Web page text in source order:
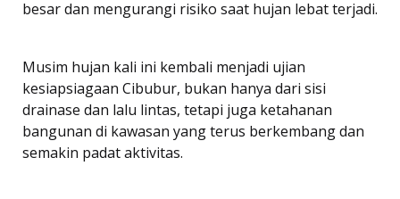
besar dan mengurangi risiko saat hujan lebat terjadi.
Musim hujan kali ini kembali menjadi ujian
kesiapsiagaan Cibubur, bukan hanya dari sisi
drainase dan lalu lintas, tetapi juga ketahanan
bangunan di kawasan yang terus berkembang dan
semakin padat aktivitas.